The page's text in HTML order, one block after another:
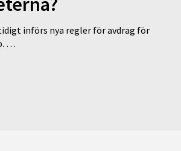
införs nya regler för avdrag för
…